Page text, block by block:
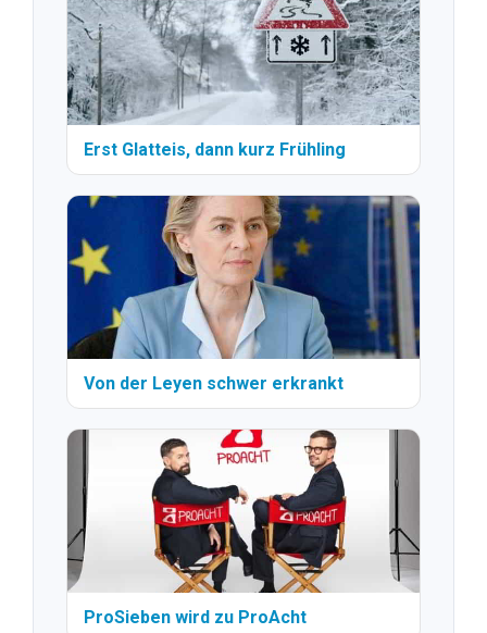
Erst Glatteis, dann kurz Frühling
Von der Leyen schwer erkrankt
ProSieben wird zu ProAcht